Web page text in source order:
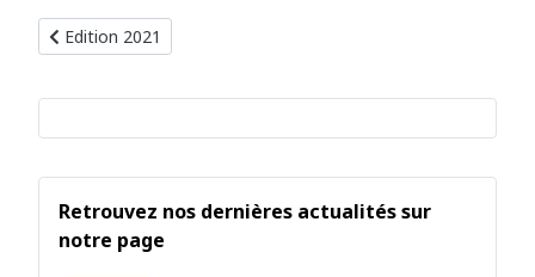
Retrouvez nos dernières actualités sur
notre page
Article précédent : Edition 2021
Edition 2021